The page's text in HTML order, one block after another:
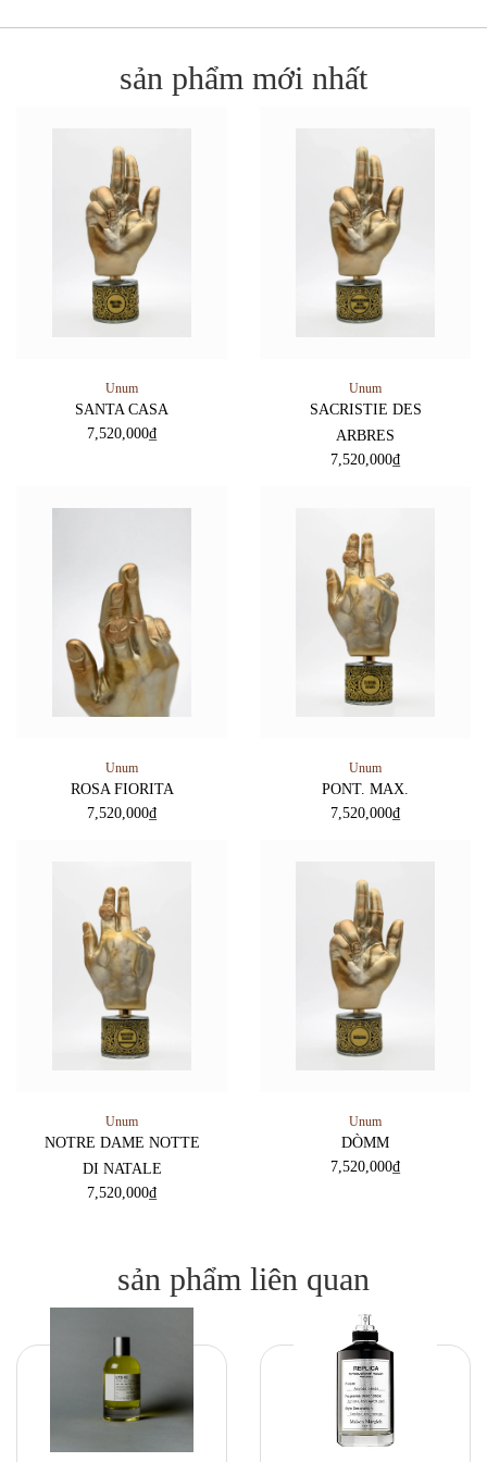
sản phẩm mới nhất
Unum
SANTA CASA
7,520,000₫
Unum
SACRISTIE DES
ARBRES
7,520,000₫
Unum
ROSA FIORITA
7,520,000₫
Unum
PONT. MAX.
7,520,000₫
Unum
NOTRE DAME NOTTE
DI NATALE
7,520,000₫
Unum
DÒMM
7,520,000₫
sản phẩm liên quan